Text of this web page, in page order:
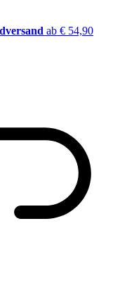
ab € 54,90